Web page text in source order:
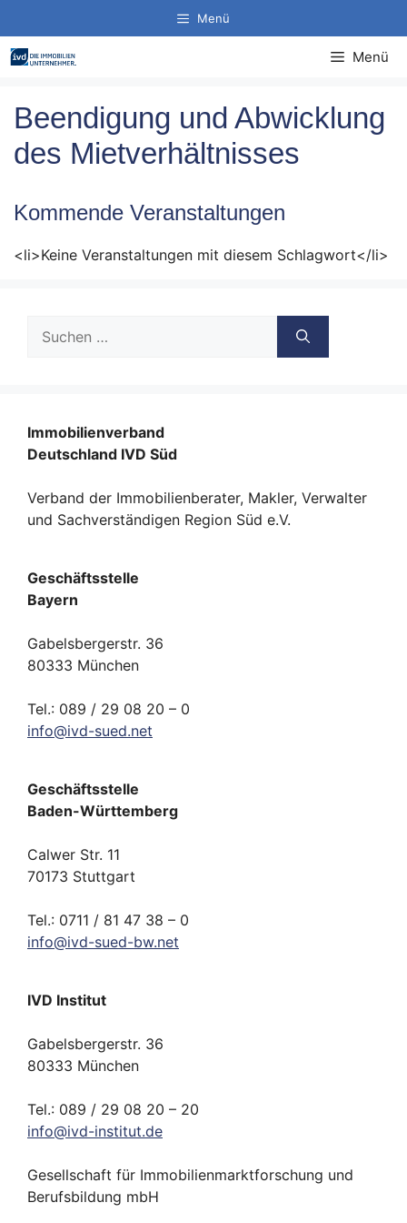
Inhalt
springen
Menü
Menü
Beendigung und Abwicklung
des Mietverhältnisses
Kommende Veranstaltungen
<li>Keine Veranstaltungen mit diesem Schlagwort</li>
nach:
Immobilienverband
Deutschland IVD Süd
Verband der Immobilienberater, Makler, Verwalter
und Sachverständigen Region Süd e.V.
Geschäftsstelle
Bayern
Gabelsbergerstr. 36
80333 München
Tel.: 089 / 29 08 20 – 0
info@ivd-sued.net
Geschäftsstelle
Baden-Württemberg
Calwer Str. 11
70173 Stuttgart
Tel.: 0711 / 81 47 38 – 0
info@ivd-sued-bw.net
IVD Institut
Gabelsbergerstr. 36
80333 München
Tel.: 089 / 29 08 20 – 20
info@ivd-institut.de
Gesellschaft für Immobilienmarktforschung und
Berufsbildung mbH